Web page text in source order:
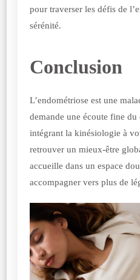
pour traverser les défis de
sérénité.
Conclusion
L’endométriose est une
demande une écoute fine
intégrant la kinésiologie à
retrouver un mieux-être
accueille dans un espace
accompagner vers plus de